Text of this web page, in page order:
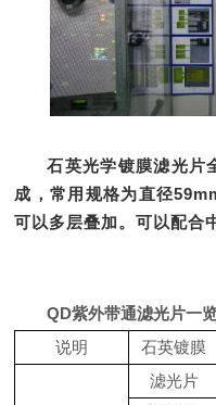
石英光学镀膜滤光片
成，常用规格为直径
可以多层叠加。可以配合
QD紫外带通滤光片一
说明
石英镀膜
滤光片